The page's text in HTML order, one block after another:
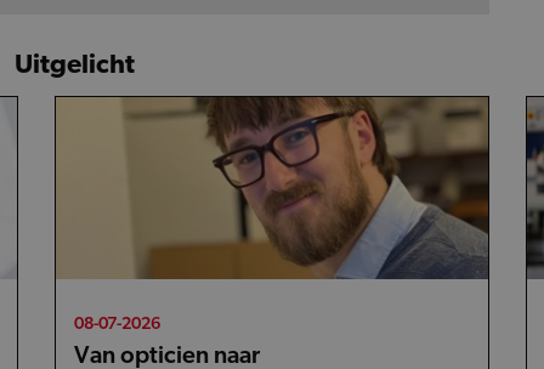
Uitgelicht
08-07-2026
Van opticien naar